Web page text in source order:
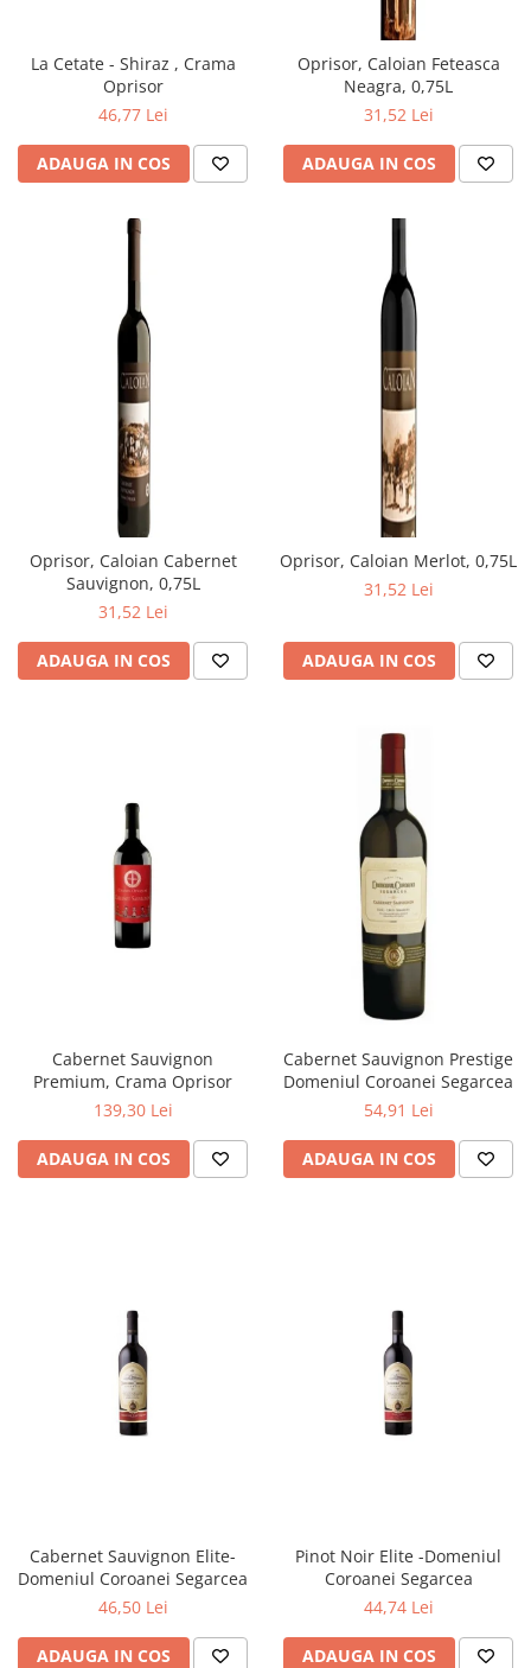
La Cetate - Shiraz , Crama
Oprisor
46,77 Lei
ADAUGA IN COS
Oprisor, Caloian Feteasca
Neagra, 0,75L
31,52 Lei
ADAUGA IN COS
Oprisor, Caloian Cabernet
Sauvignon, 0,75L
31,52 Lei
ADAUGA IN COS
Oprisor, Caloian Merlot, 0,75L
31,52 Lei
ADAUGA IN COS
Cabernet Sauvignon
Premium, Crama Oprisor
139,30 Lei
ADAUGA IN COS
Cabernet Sauvignon Prestige
Domeniul Coroanei Segarcea
54,91 Lei
ADAUGA IN COS
Cabernet Sauvignon Elite-
Domeniul Coroanei Segarcea
46,50 Lei
ADAUGA IN COS
Pinot Noir Elite -Domeniul
Coroanei Segarcea
44,74 Lei
ADAUGA IN COS